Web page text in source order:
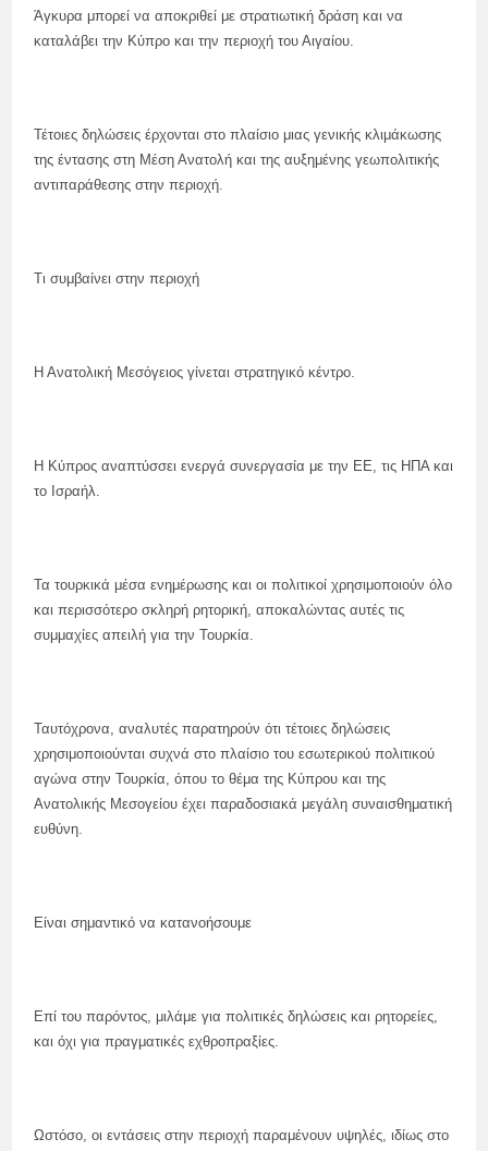
Άγκυρα μπορεί να αποκριθεί με στρατιωτική δράση και να
καταλάβει την Κύπρο και την περιοχή του Αιγαίου.
Τέτοιες δηλώσεις έρχονται στο πλαίσιο μιας γενικής κλιμάκωσης
της έντασης στη Μέση Ανατολή και της αυξημένης γεωπολιτικής
αντιπαράθεσης στην περιοχή.
Τι συμβαίνει στην περιοχή
Η Ανατολική Μεσόγειος γίνεται στρατηγικό κέντρο.
Η Κύπρος αναπτύσσει ενεργά συνεργασία με την ΕΕ, τις ΗΠΑ και
το Ισραήλ.
Τα τουρκικά μέσα ενημέρωσης και οι πολιτικοί χρησιμοποιούν όλο
και περισσότερο σκληρή ρητορική, αποκαλώντας αυτές τις
συμμαχίες απειλή για την Τουρκία.
Ταυτόχρονα, αναλυτές παρατηρούν ότι τέτοιες δηλώσεις
χρησιμοποιούνται συχνά στο πλαίσιο του εσωτερικού πολιτικού
αγώνα στην Τουρκία, όπου το θέμα της Κύπρου και της
Ανατολικής Μεσογείου έχει παραδοσιακά μεγάλη συναισθηματική
ευθύνη.
Είναι σημαντικό να κατανοήσουμε
Επί του παρόντος, μιλάμε για πολιτικές δηλώσεις και ρητορείες,
και όχι για πραγματικές εχθροπραξίες.
Ωστόσο, οι εντάσεις στην περιοχή παραμένουν υψηλές, ιδίως στο